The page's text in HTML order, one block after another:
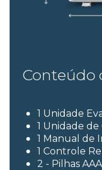
Conteúdo
1 Unidade
1 Unidade
1 Manual de
1 Controle
2 - Pilhas AAA